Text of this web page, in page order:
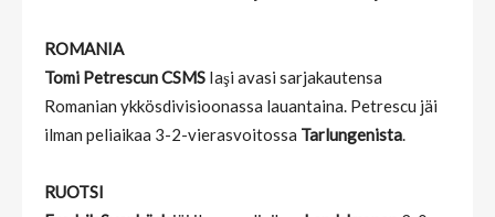
ROMANIA
Tomi Petrescun CSMS Iaşi avasi sarjakautensa
Romanian ykkösdivisioonassa lauantaina. Petrescu jäi
ilman peliaikaa 3-2-vierasvoitossa Tarlungenista.
RUOTSI